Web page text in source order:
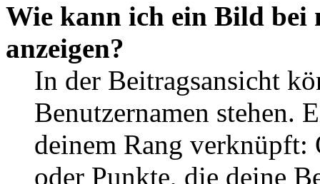
Wie kann ich ein Bild bei
anzeigen?
In der Beitragsansicht
Benutzernamen stehen.
deinem Rang verknüpft:
oder Punkte, die deine